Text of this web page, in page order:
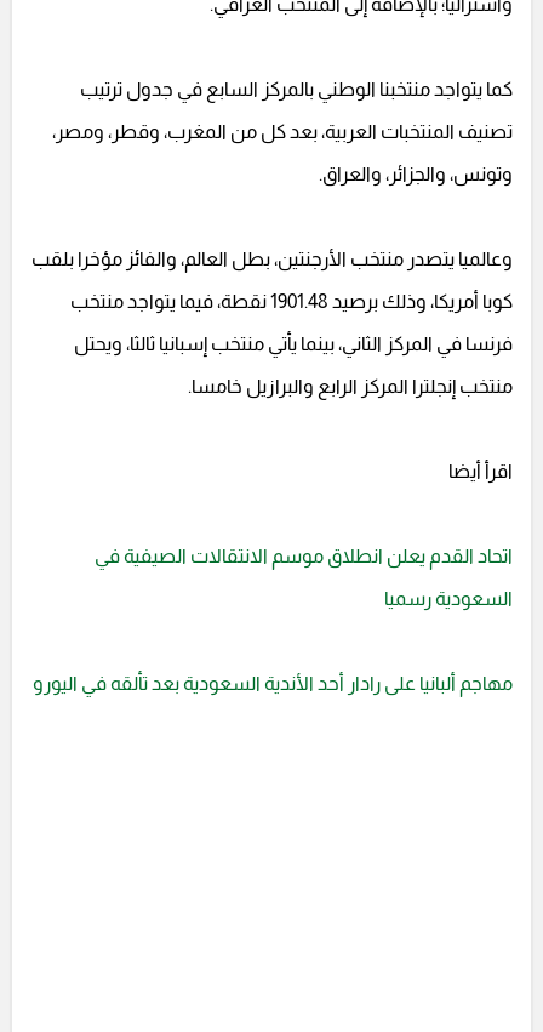
وأستراليا؛ بالإضافة إلى المنتخب العراقي.
كما يتواجد منتخبنا الوطني بالمركز السابع في جدول ترتيب
تصنيف المنتخبات العربية، بعد كل من المغرب، وقطر، ومصر،
وتونس، والجزائر، والعراق.
وعالميا يتصدر منتخب الأرجنتين، بطل العالم، والفائز مؤخرا بلقب
كوبا أمريكا، وذلك برصيد 1901.48 نقطة، فيما يتواجد منتخب
فرنسا في المركز الثاني، بينما يأتي منتخب إسبانيا ثالثا، ويحتل
منتخب إنجلترا المركز الرابع والبرازيل خامسا.
اقرأ أيضا
اتحاد القدم يعلن انطلاق موسم الانتقالات الصيفية في
السعودية رسميا
مهاجم ألبانيا على رادار أحد الأندية السعودية بعد تألقه في اليورو